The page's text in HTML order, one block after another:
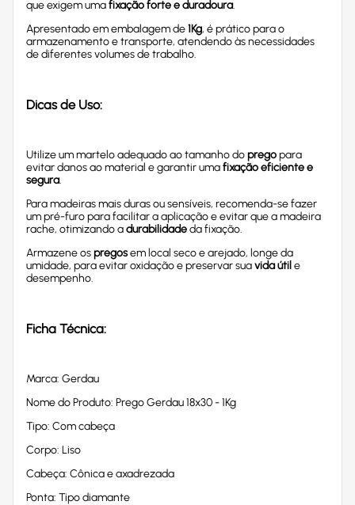
que exigem umafixação forte e duradoura.
Apresentado em embalagem de1Kg, é prático para o
armazenamento e transporte, atendendo às necessidades
de diferentes volumes de trabalho.
Dicas de Uso:
Utilize um martelo adequado ao tamanho dopregopara
evitar danos ao material e garantir umafixação eficiente e
segura.
Para madeiras mais duras ou sensíveis, recomenda-se fazer
um pré-furo para facilitar a aplicação e evitar que a madeira
rache, otimizando adurabilidadeda fixação.
Armazene ospregosem local seco e arejado, longe da
umidade, para evitar oxidação e preservar suavida útil e
desempenho.
Ficha Técnica:
Marca: Gerdau
Nome do Produto: Prego Gerdau 18x30 - 1Kg
Tipo: Com cabeça
Corpo: Liso
Cabeça: Cônica e axadrezada
Ponta: Tipo diamante